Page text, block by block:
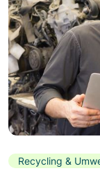
Recycling &